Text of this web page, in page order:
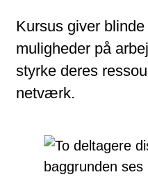
Kursus giver
muligheder på
styrke deres
netværk.